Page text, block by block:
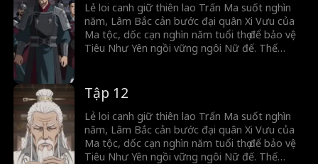
Lẻ loi canh giữ thiên lao Trấn Ma suốt nghìn
năm, Lâm Bắc cản bước đại quân Xi Vưu của
Ma tộc, dốc cạn nghìn năm tuổi thọ để bảo vệ
Tiêu Như Yên ngồi vững ngôi Nữ đế. Thế
quân, mà còn giáng hắn làm dân thường.
Tập 12
Lẻ loi canh giữ thiên lao Trấn Ma suốt nghìn
năm, Lâm Bắc cản bước đại quân Xi Vưu của
Ma tộc, dốc cạn nghìn năm tuổi thọ để bảo vệ
Tiêu Như Yên ngồi vững ngôi Nữ đế. Thế